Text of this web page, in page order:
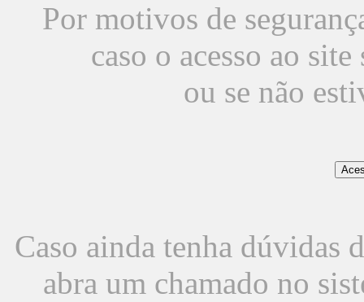
Por motivos de
caso o acesso ao
ou se não
Caso ainda tenha dúvidas
abra um chamado no